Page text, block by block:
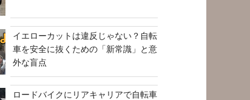
イエローカットは違反じゃない？自転
車を安全に抜くための「新常識」と意
外な盲点
ロードバイクにリアキャリアで自転車